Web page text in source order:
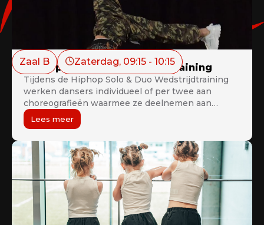
Zaal B Zaterdag, 09:15 - 10:15
Hiphop Solo/Duo wedstrijdtraining
Tijdens de Hiphop Solo & Duo Wedstrijdtraining
werken dansers individueel of per twee aan
choreografieën waarmee ze deelnemen aan
wedstrijden en evenementen.
Lees meer